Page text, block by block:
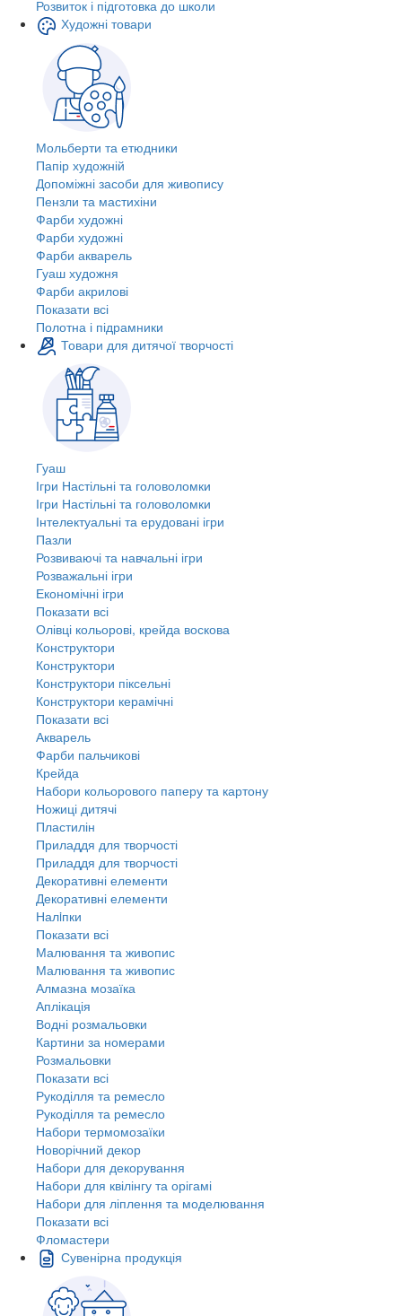
Розвиток і підготовка до школи
Художні товари
Мольберти та етюдники
Папір художній
Допоміжні засоби для живопису
Пензли та мастихіни
Фарби художні
Фарби художні
Фарби акварель
Гуаш художня
Фарби акрилові
Показати всі
Полотна і підрамники
Товари для дитячої творчості
Гуаш
Ігри Настільні та головоломки
Ігри Настільні та головоломки
Інтелектуальні та ерудовані ігри
Пазли
Розвиваючі та навчальні ігри
Розважальні ігри
Економічні ігри
Показати всі
Олівці кольорові, крейда воскова
Конструктори
Конструктори
Конструктори піксельні
Конструктори керамічні
Показати всі
Акварель
Фарби пальчикові
Крейда
Набори кольорового паперу та картону
Ножиці дитячі
Пластилін
Приладдя для творчості
Приладдя для творчості
Декоративні елементи
Декоративні елементи
Налiпки
Показати всі
Малювання та живопис
Малювання та живопис
Алмазна мозаїка
Аплікація
Водні розмальовки
Картини за номерами
Розмальовки
Показати всі
Рукоділля та ремесло
Рукоділля та ремесло
Набори термомозаїки
Новорічний декор
Набори для декорування
Набори для квілінгу та орігамі
Набори для ліплення та моделювання
Показати всі
Фломастери
Сувенірна продукція